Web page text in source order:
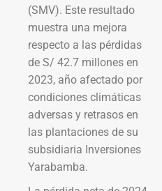
(SMV). Este resultado
muestra una mejora
respecto a las pérdidas
de S/ 42.7 millones en
2023, año afectado por
condiciones climáticas
adversas y retrasos en
las plantaciones de su
subsidiaria Inversiones
Yarabamba.